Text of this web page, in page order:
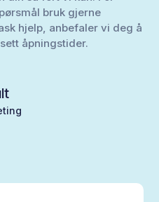
bruk gjerne
hjelp, anbefaler vi deg å
åpningstider.